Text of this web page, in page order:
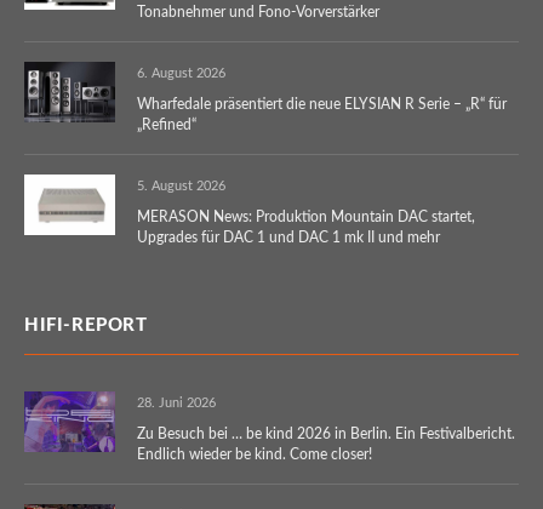
Tonabnehmer und Fono-Vorverstärker
6. August 2026
Wharfedale präsentiert die neue ELYSIAN R Serie – „R“ für
„Refined“
5. August 2026
MERASON News: Produktion Mountain DAC startet,
Upgrades für DAC 1 und DAC 1 mk II und mehr
HIFI-REPORT
28. Juni 2026
Zu Besuch bei … be kind 2026 in Berlin. Ein Festivalbericht.
Endlich wieder be kind. Come closer!